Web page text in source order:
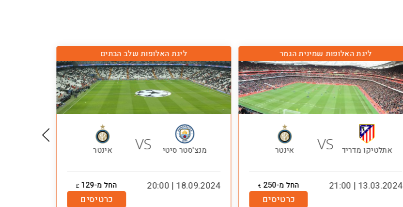
ליגת האלופות שמינית הגמר
אתלטיקו מדריד VS אינטר
13.03.2024 | 21:00 החל מ-250 €
כרטיסים
ליגת האלופות שלב הבתים
מנצ'סטר סיטי VS אינטר
18.09.2024 | 20:00 החל מ-129 £
כרטיסים